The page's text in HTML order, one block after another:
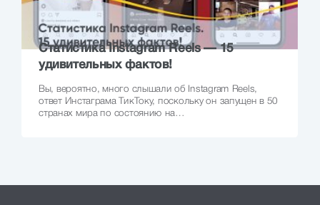
Статистика Instagram Reels — 15
удивительных фактов!
Вы, вероятно, много слышали об Instagram Reels,
ответ Инстаграма ТикТоку, поскольку он запущен в 50
странах мира по состоянию на…